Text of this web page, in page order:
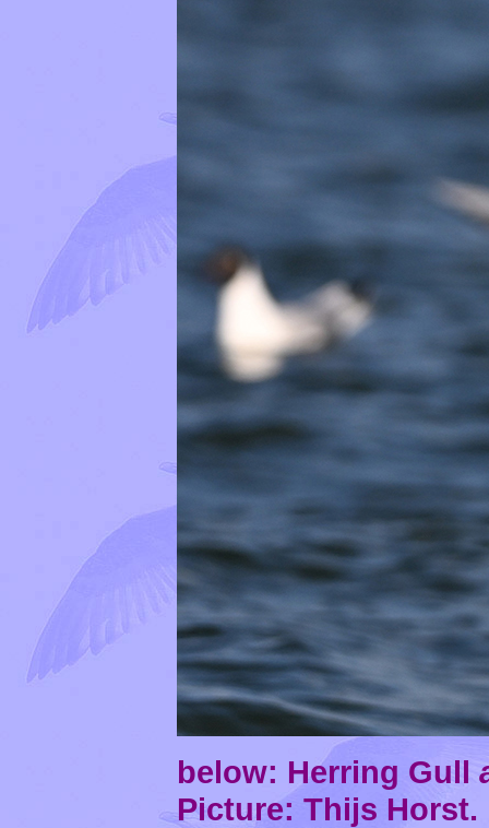
below: Herring Gull
Picture: Thijs Horst.